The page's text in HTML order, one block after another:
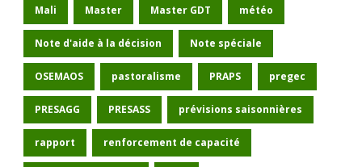
Mali Master Master GDT météo
Note d'aide à la décision Note spéciale
OSEMAOS pastoralisme PRAPS pregec
PRESAGG PRESASS prévisions saisonnières
rapport renforcement de capacité